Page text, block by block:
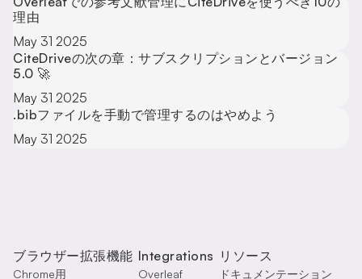
理由
May 31 2025
CiteDriveの次の章：サブスクリプションとバージョン
5.0 🚀
May 31 2025
.bibファイルを手動で管理するのはやめよう
May 31 2025
ブラウザー拡張機能
Chrome用
Integrations
Overleaf
リソース
ドキュメンテーション